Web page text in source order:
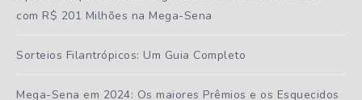
com R$ 201 Milhões na Mega-Sena
Sorteios Filantrópicos: Um Guia Completo
Mega-Sena em 2024: Os maiores Prêmios e os Esquecidos